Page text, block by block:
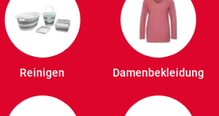
Reinigen Damenbekleidung